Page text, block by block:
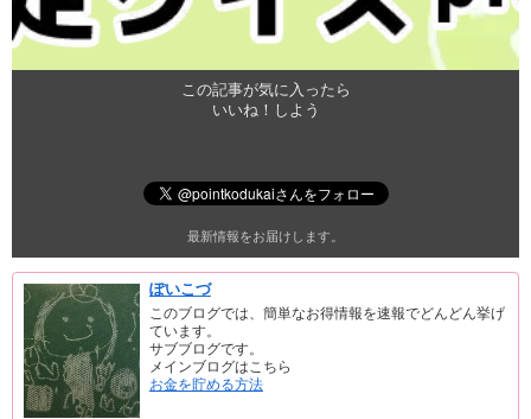
この記事が気に入ったら
いいね！しよう
最新情報をお届けします。
ぽいこづ
このブログでは、簡単なお得情報を速報でどんどん挙げ
ています。
サブブログです。
メインブログはこちら
お金を貯める方法